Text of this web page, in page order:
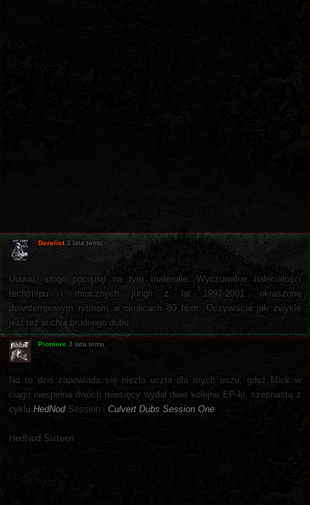
Derelict 3 lata temu
Uuuuu, srogo pocisnął na tym materiale. Wyczuwalne naleciałości
techstepu i mrocznych jungli z lat 1997-2001, okraszone
downtempowym rytmem w okolicach 80 bpm. Oczywiście jak zwykle
jest też w chuj brudnego dubu.
Pioniere 3 lata temu
No to dziś zapowiada się niezła uczta dla mych uszu, gdyż Mick w
ciągu niespełna dwóch miesięcy wydał dwie kolejne EP-ki, szesnastą z
cyklu HedNodSession i Culvert Dubs Session One:
HedNod Sixteen